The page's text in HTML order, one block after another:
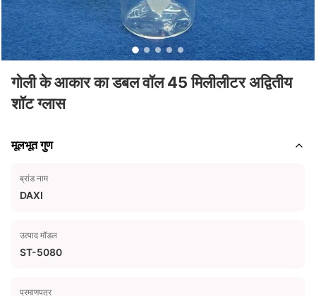
गोली के आकार का डबल वॉल 45 मिलीलीटर अद्वितीय
शॉट ग्लास
मूलभूत गुण
ब्रांड नाम
DAXI
उत्पाद मॉडल
ST-5080
प्रमाणपत्र